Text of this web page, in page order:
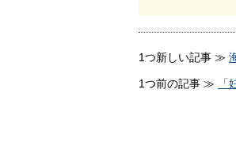
1つ新しい記事 ≫
1つ前の記事 ≫